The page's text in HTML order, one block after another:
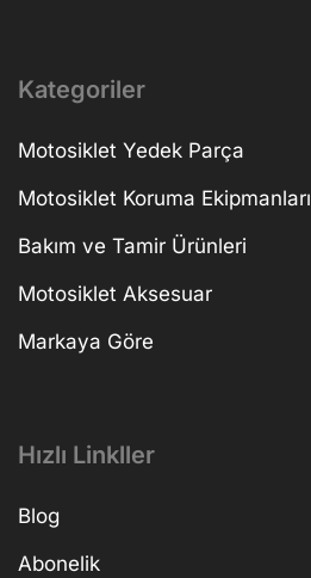
Kategoriler
Motosiklet Yedek Parça
Motosiklet Koruma Ekipmanları
Bakım ve Tamir Ürünleri
Motosiklet Aksesuar
Markaya Göre
Hızlı Linkller
Blog
Abonelik